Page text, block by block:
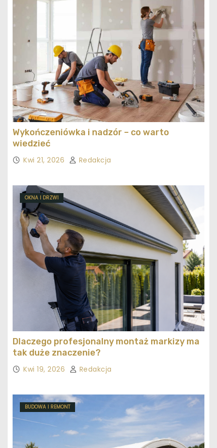
Wykończeniówka i nadzór – co warto
wiedzieć
Kwi 21, 2026 Redakcja
OKNA I DRZWI
Dlaczego profesjonalny montaż markizy ma
tak duże znaczenie?
Kwi 19, 2026 Redakcja
BUDOWA I REMONT